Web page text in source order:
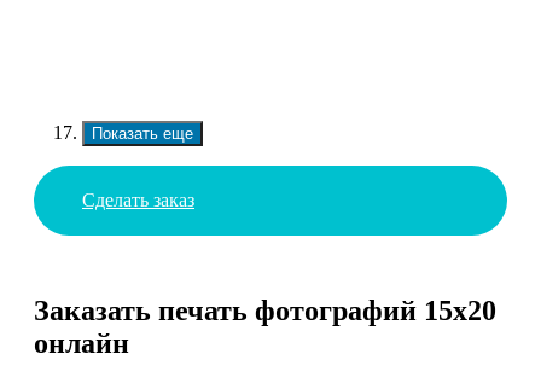
Показать еще
Сделать заказ
Заказать печать фотографий 15х20
онлайн